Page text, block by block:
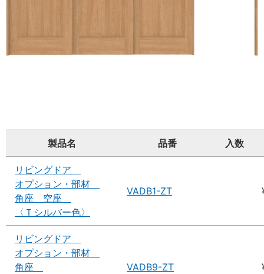
製品名 品番 入数
リビングドア
オプション・部材
角座 空座
〈Ｔシルバー色〉
VADB1-ZT
リビングドア
オプション・部材
角座
VADB9-ZT